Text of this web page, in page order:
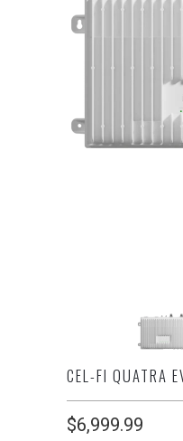
CEL-FI QUATRA
$6,999.99